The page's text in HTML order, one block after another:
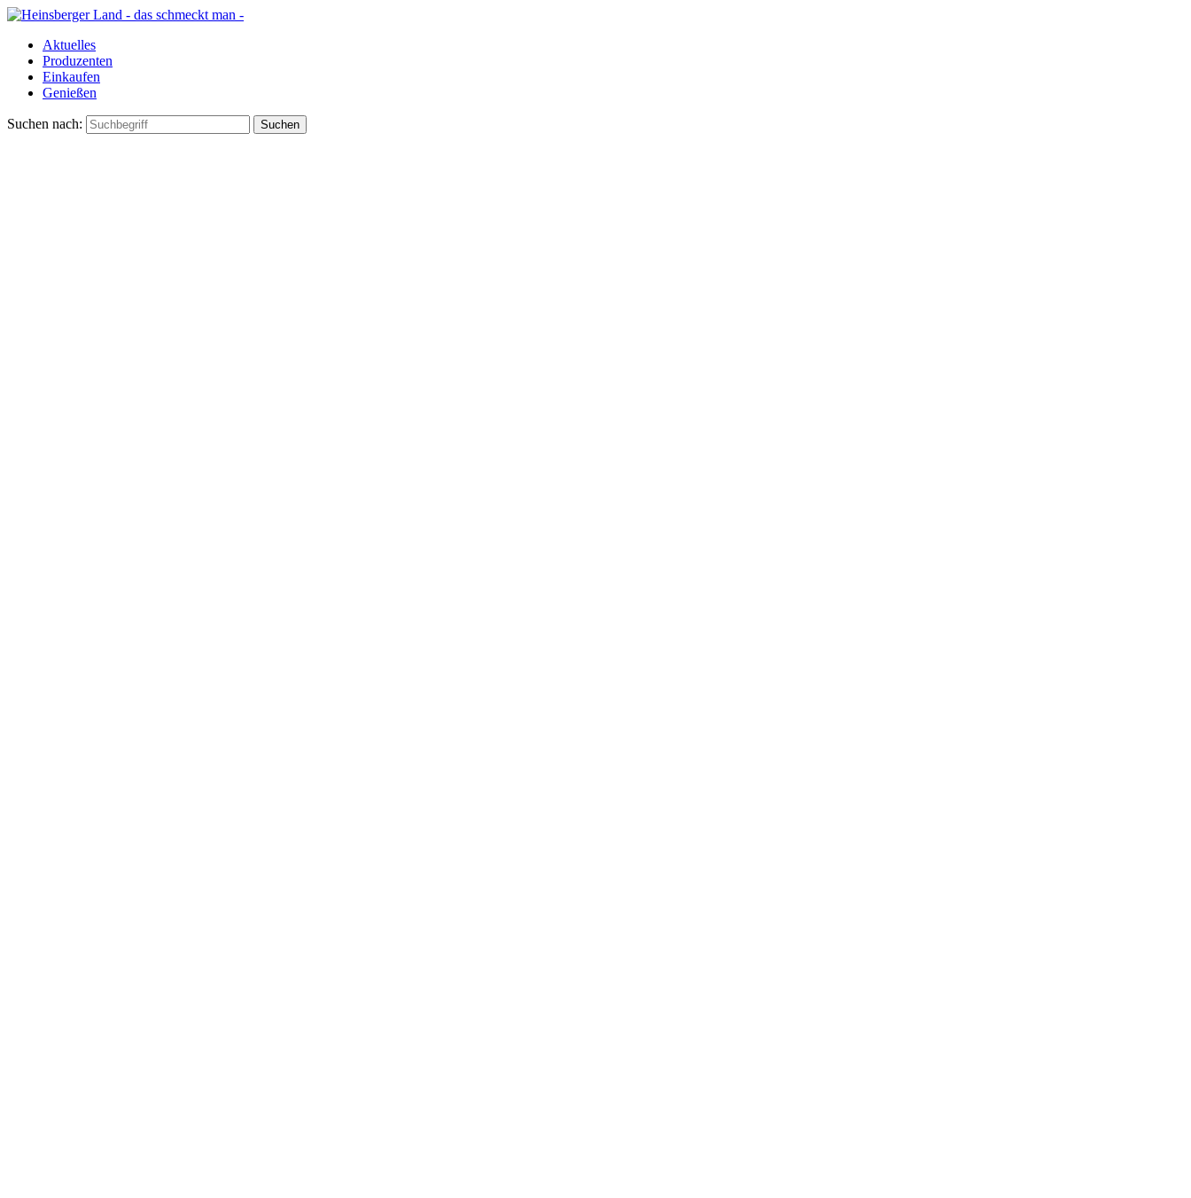
Aktuelles
Produzenten
Einkaufen
Genießen
Suchen nach: